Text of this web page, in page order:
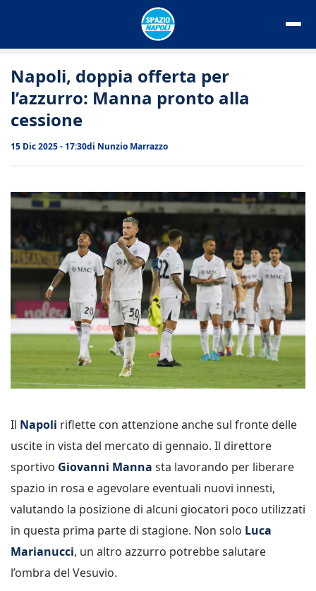
Napoli, doppia offerta per
l’azzurro: Manna pronto alla
cessione
15 Dic 2025 - 17:30di Nunzio Marrazzo
Il Napoli riflette con attenzione anche sul fronte delle
uscite in vista del mercato di gennaio. Il direttore
sportivo Giovanni Manna sta lavorando per liberare
spazio in rosa e agevolare eventuali nuovi innesti,
valutando la posizione di alcuni giocatori poco utilizzati
in questa prima parte di stagione. Non solo Luca
Marianucci, un altro azzurro potrebbe salutare
l’ombra del Vesuvio.